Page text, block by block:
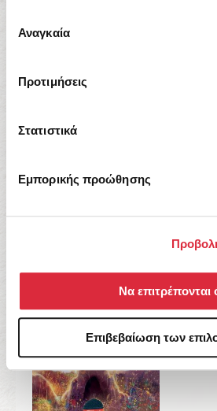
των υπηρεσιών τους.
συγκατάθεσης
Αναγκαία
Προτιμήσεις
Στατιστικά
Εμπορικής προώθησης
Να επιτρέπονται
Επιβεβαίωση των
Paula White
Ο φούρναρης πλάι στη θάλασσα
13,95€